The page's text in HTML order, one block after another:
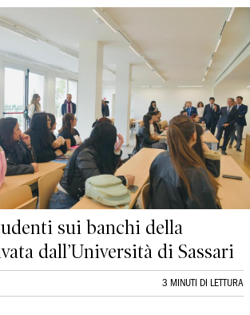
sui banchi della
dall’Università di Sassari
3 MINUTI DI LETTURA